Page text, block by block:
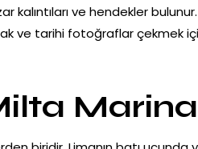
kalıntıları ve hendekler
ve tarihi fotoğraflar çekmek